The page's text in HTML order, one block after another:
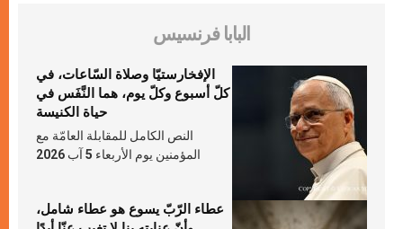
البابا فرنسيس
الإفخارستيّا وصلاة السّاعات، في
كلّ أسبوع وكلّ يوم، هما النَّفَس في
حياة الكنيسة
النص الكامل للمقابلة العامّة مع
المؤمنين يوم الأربعاء 5 آب 2026
عطاء الرّبّ يسوع هو عطاء شامل،